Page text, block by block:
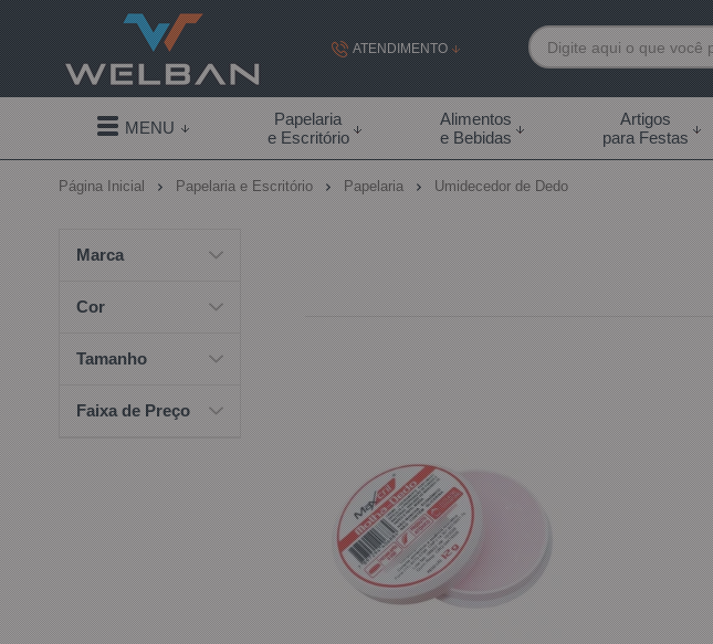
ATENDIMENTO
(19) 99855-7892
(19) 99855-7892
contato@welban.com.br
Segunda à sexta - 08:30h às 18:00h Sábados -
09:00h às 14:00h
MENU
Papelaria
e Escritório
Alimentos
e Bebidas
Artigos
para Festas
Página Inicial Papelaria e Escritório Papelaria Umidecedor de Dedo
Marca
Cor
Tamanho
Faixa de Preço